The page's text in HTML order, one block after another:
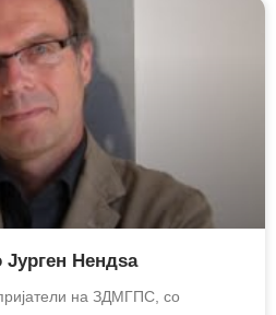
Нендѕа
на ЗДМГПС, со